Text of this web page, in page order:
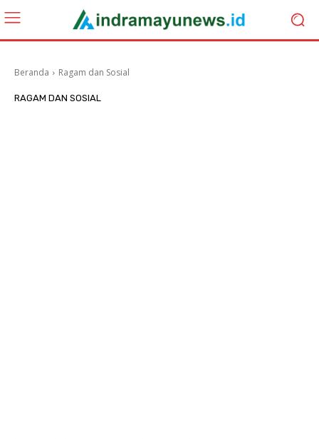
Beranda Ragam dan Sosial
RAGAM DAN SOSIAL